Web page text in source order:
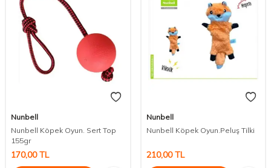
Nunbell
Nunbell Köpek Oyun. Sert Top
155gr
170,00TL
Nunbell
Nunbell Köpek Oyun.Peluş Tilki
210,00TL